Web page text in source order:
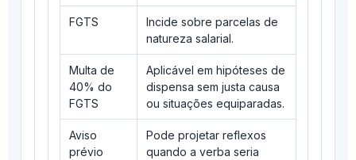
FGTS
Incide sobre parcelas de
natureza salarial.
Multa de
40% do
FGTS
Aplicável em hipóteses de
dispensa sem justa causa
ou situações equiparadas.
Aviso
prévio
Pode projetar reflexos
quando a verba seria